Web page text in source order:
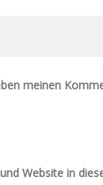
meinen
Website in